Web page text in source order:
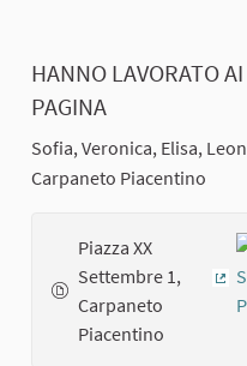
HANNO LAVORATO
PAGINA
Sofia, Veronica, Elisa,
Carpaneto Piacentino
Piazza XX
Settembre 1,
Carpaneto
Piacentino